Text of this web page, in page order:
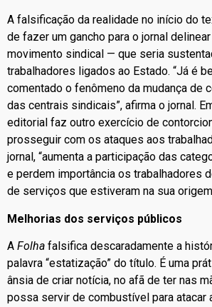
A falsificação da realidade no início do
de fazer um gancho para o jornal
movimento sindical — que seria
trabalhadores ligados ao Estado. “Já é
comentado o fenômeno da mudança de
das centrais sindicais”, afirma o jornal.
editorial faz outro exercício de
prosseguir com os ataques aos
jornal, “aumenta a participação das
e perdem importância os trabalhadores
de serviços que estiveram na sua origem
Melhorias dos serviços públicos
A Folha falsifica descaradamente a
palavra “estatização” do título. É uma
ânsia de criar notícia, no afã de ter nas
possa servir de combustível para atacar